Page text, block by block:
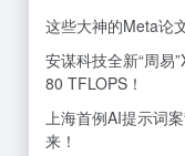
这些大神的Meta论
安谋科技全新“周易
80 TFLOPS！
上海首例AI提示词
来！